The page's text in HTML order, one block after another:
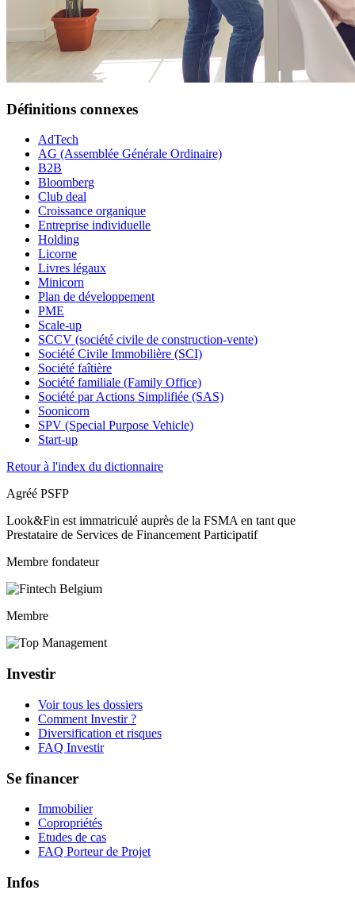
Définitions connexes
AdTech
AG (Assemblée Générale Ordinaire)
B2B
Bloomberg
Club deal
Croissance organique
Entreprise individuelle
Holding
Licorne
Livres légaux
Minicorn
Plan de développement
PME
Scale-up
SCCV (société civile de construction-vente)
Société Civile Immobilière (SCI)
Société faîtière
Société familiale (Family Office)
Société par Actions Simplifiée (SAS)
Soonicorn
SPV (Special Purpose Vehicle)
Start-up
Retour à l'index du dictionnaire
Agréé PSFP
Look&Fin est immatriculé auprès de la FSMA en tant que
Prestataire de Services de Financement Participatif
Membre fondateur
Membre
Investir
Voir tous les dossiers
Comment Investir ?
Diversification et risques
FAQ Investir
Se financer
Immobilier
Copropriétés
Etudes de cas
FAQ Porteur de Projet
Infos